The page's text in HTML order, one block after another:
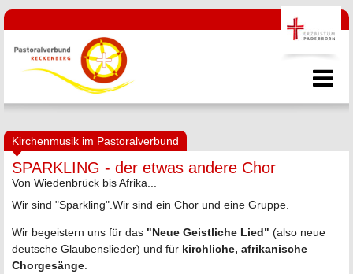
Kirchenmusik im Pastoralverbund
SPARKLING - der etwas andere Chor
Von Wiedenbrück bis Afrika...
Wir sind "Sparkling".Wir sind ein Chor und eine Gruppe.
Wir begeistern uns für das "Neue Geistliche Lied" (also neue
deutsche Glaubenslieder) und für kirchliche, afrikanische
Chorgesänge